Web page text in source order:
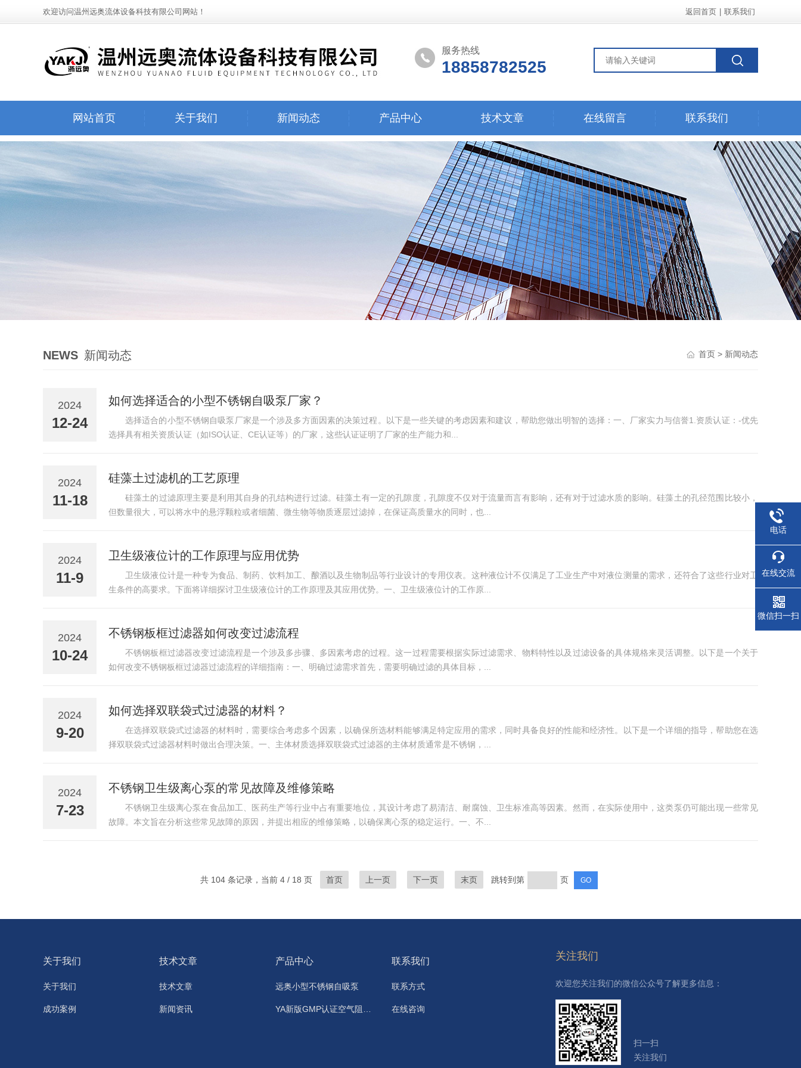
欢迎访问温州远奥流体设备科技有限公司网站！ 返回首页 联系我们
服务热线
18858782525
网站首页 关于我们 新闻动态 产品中心 技术文章 在线留言 联系我们
NEWS 新闻动态 首页 > 新闻动态
2024
12-24
如何选择适合的小型不锈钢自吸泵厂家？
选择适合的小型不锈钢自吸泵厂家是一个涉及多方面因素的决策过程。以下是一些关键的考虑因素和建议，帮助您做出明智的选择：一、厂家实力与信誉1.资质认证：-优先
选择具有相关资质认证（如ISO认证、CE认证等）的厂家，这些认证证明了厂家的生产能力和...
2024
11-18
硅藻土过滤机的工艺原理
硅藻土的过滤原理主要是利用其自身的孔结构进行过滤。硅藻土有一定的孔隙度，孔隙度不仅对于流量而言有影响，还有对于过滤水质的影响。硅藻土的孔径范围比较小，
但数量很大，可以将水中的悬浮颗粒或者细菌、微生物等物质逐层过滤掉，在保证高质量水的同时，也...
2024
11-9
卫生级液位计的工作原理与应用优势
卫生级液位计是一种专为食品、制药、饮料加工、酿酒以及生物制品等行业设计的专用仪表。这种液位计不仅满足了工业生产中对液位测量的需求，还符合了这些行业对卫
生条件的高要求。下面将详细探讨卫生级液位计的工作原理及其应用优势。一、卫生级液位计的工作原...
2024
10-24
不锈钢板框过滤器如何改变过滤流程
不锈钢板框过滤器改变过滤流程是一个涉及多步骤、多因素考虑的过程。这一过程需要根据实际过滤需求、物料特性以及过滤设备的具体规格来灵活调整。以下是一个关于
如何改变不锈钢板框过滤器过滤流程的详细指南：一、明确过滤需求首先，需要明确过滤的具体目标，...
2024
9-20
如何选择双联袋式过滤器的材料？
在选择双联袋式过滤器的材料时，需要综合考虑多个因素，以确保所选材料能够满足特定应用的需求，同时具备良好的性能和经济性。以下是一个详细的指导，帮助您在选
择双联袋式过滤器材料时做出合理决策。一、主体材质选择双联袋式过滤器的主体材质通常是不锈钢，...
2024
7-23
不锈钢卫生级离心泵的常见故障及维修策略
不锈钢卫生级离心泵在食品加工、医药生产等行业中占有重要地位，其设计考虑了易清洁、耐腐蚀、卫生标准高等因素。然而，在实际使用中，这类泵仍可能出现一些常见
故障。本文旨在分析这些常见故障的原因，并提出相应的维修策略，以确保离心泵的稳定运行。一、不...
共 104 条记录，当前 4 / 18 页 首页 上一页 下一页 末页 跳转到第 页
关于我们
关于我们
成功案例
技术文章
技术文章
新闻资讯
产品中心
远奥小型不锈钢自吸泵
联系我们
联系方式
在线咨询
关注我们
欢迎您关注我们的微信公众号了解更多信息：
扫一扫
关注我们
电话
在线交流
微信扫一扫